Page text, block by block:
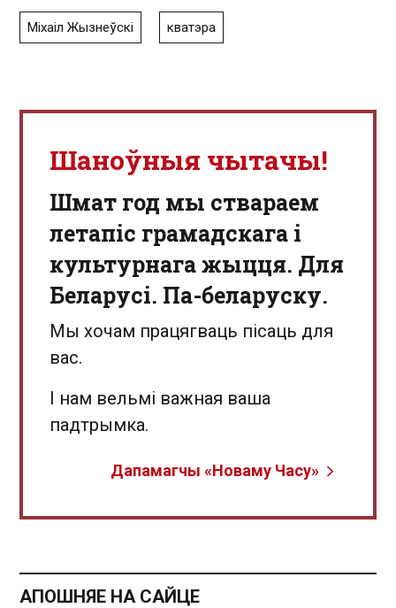
Міхаіл Жызнеўскі кватэра
Шаноўныя чытачы!
Шмат год мы ствараем
летапіс грамадскага і
культурнага жыцця. Для
Беларусі. Па-беларуску.
Мы хочам працягваць пісаць для
вас.
І нам вельмі важная ваша
падтрымка.
Дапамагчы «Новаму Часу»
АПОШНЯЕ НА САЙЦЕ